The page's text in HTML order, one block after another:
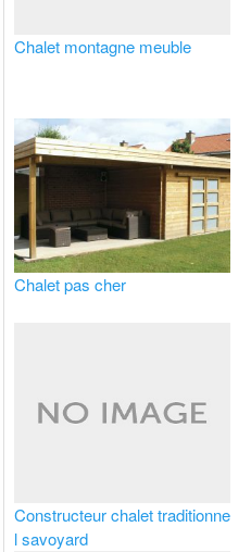
Chalet montagne meuble
Chalet pas cher
Constructeur chalet traditionne
l savoyard